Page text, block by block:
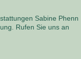
Sabine Phenn
Rufen Sie uns an